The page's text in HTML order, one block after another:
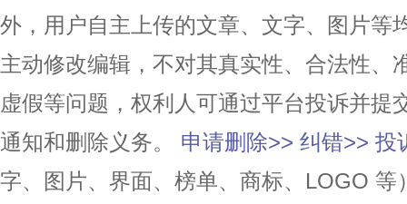
外，用户自主上传的文章、文字、图片等
主动修改编辑，不对其真实性、合法性、
虚假等问题，权利人可通过平台投诉并提
通知和删除义务。
申请删除>> 纠错>> 投
字、图片、界面、榜单、商标、LOGO